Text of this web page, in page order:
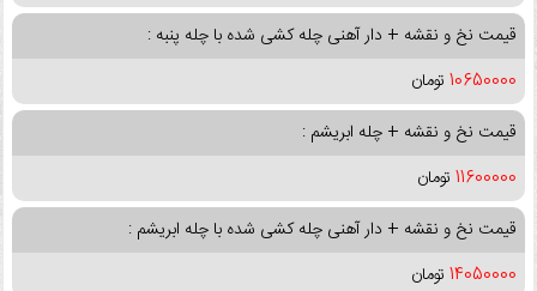
قیمت نخ و نقشه + دار آهنی چله کشی شده با چله پنبه :
10650000 تومان
قیمت نخ و نقشه + چله ابریشم :
11600000 تومان
قیمت نخ و نقشه + دار آهنی چله کشی شده با چله ابریشم :
14050000 تومان